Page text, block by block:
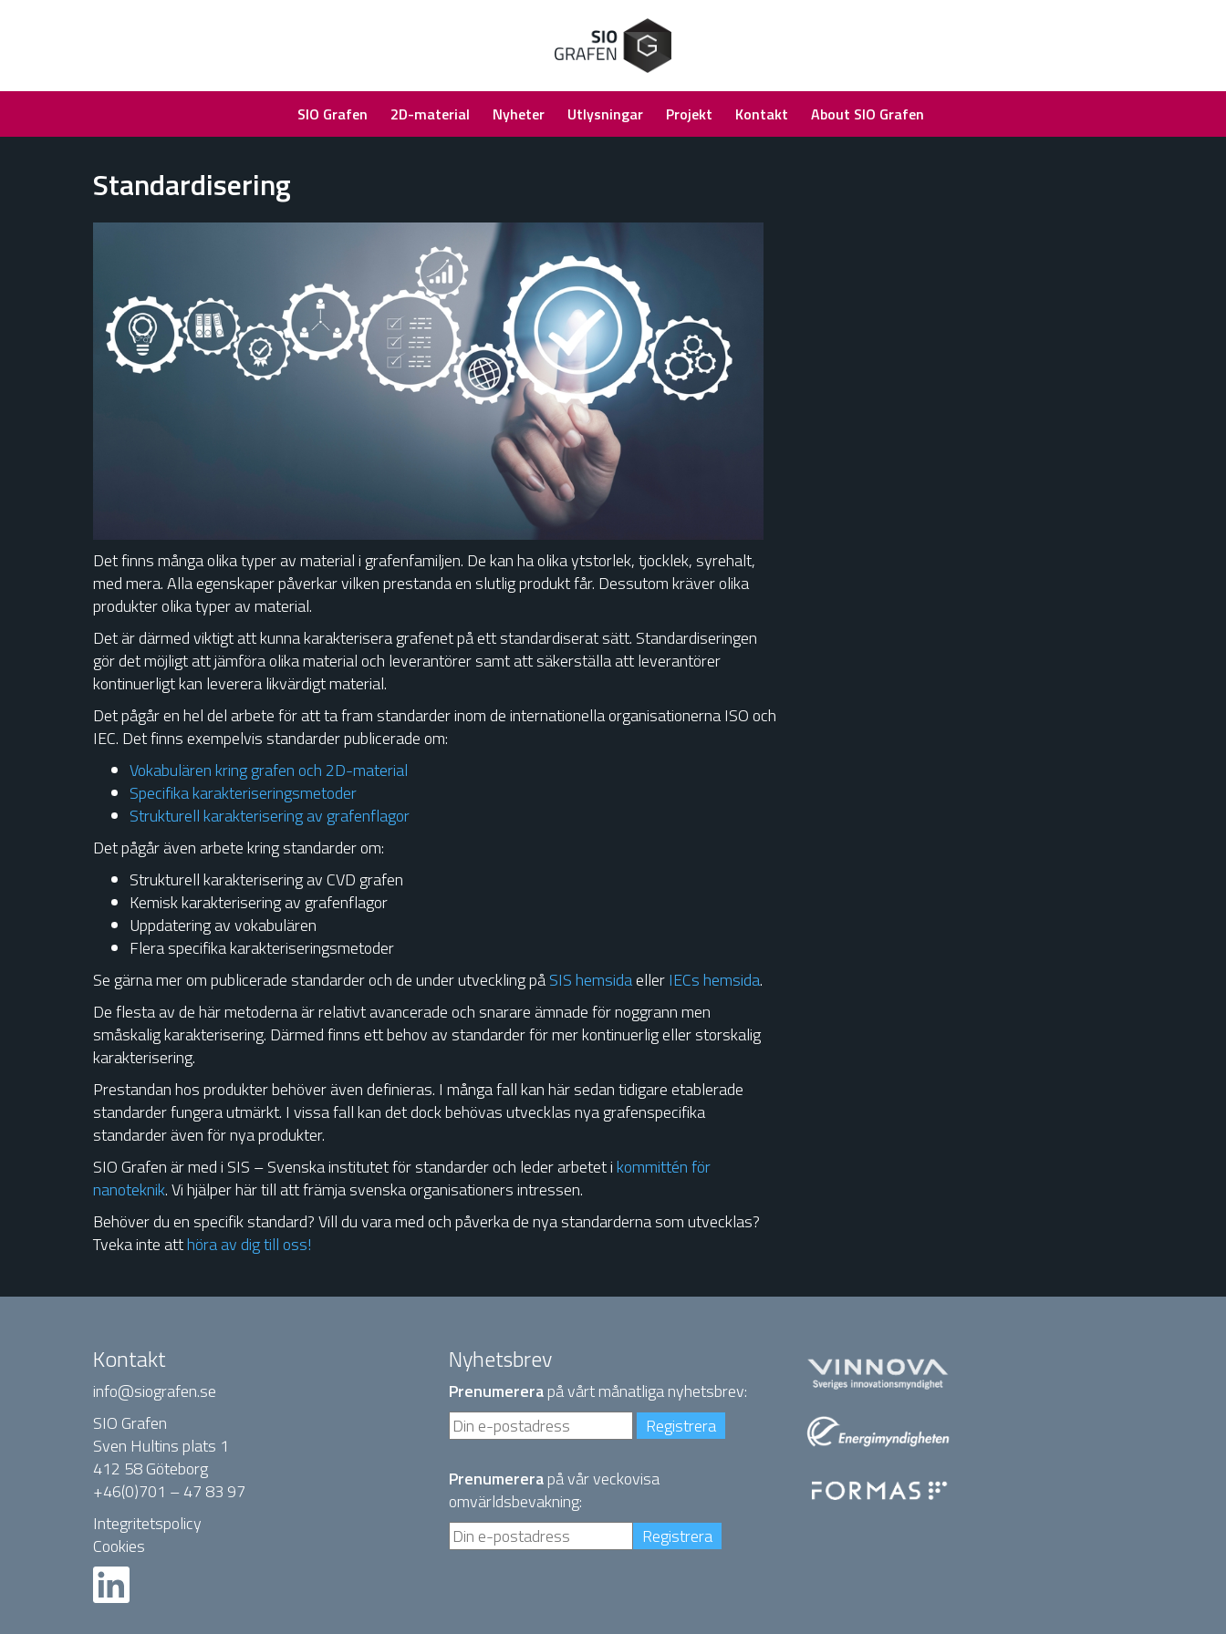
SIO Grafen 2D-material Nyheter Utlysningar Projekt Kontakt About SIO Grafen
Standardisering
Det finns många olika typer av material i grafenfamiljen. De kan ha olika ytstorlek, tjocklek, syrehalt,
med mera. Alla egenskaper påverkar vilken prestanda en slutlig produkt får. Dessutom kräver olika
produkter olika typer av material.
Det är därmed viktigt att kunna karakterisera grafenet på ett standardiserat sätt. Standardiseringen
gör det möjligt att jämföra olika material och leverantörer samt att säkerställa att leverantörer
kontinuerligt kan leverera likvärdigt material.
Det pågår en hel del arbete för att ta fram standarder inom de internationella organisationerna ISO och
IEC. Det finns exempelvis standarder publicerade om:
Vokabulären kring grafen och 2D-material
Specifika karakteriseringsmetoder
Strukturell karakterisering av grafenflagor
Det pågår även arbete kring standarder om:
Strukturell karakterisering av CVD grafen
Kemisk karakterisering av grafenflagor
Uppdatering av vokabulären
Flera specifika karakteriseringsmetoder
Se gärna mer om publicerade standarder och de under utveckling påSIS hemsidaellerIECs hemsida.
De flesta av de här metoderna är relativt avancerade och snarare ämnade för noggrann men
småskalig karakterisering. Därmed finns ett behov av standarder för mer kontinuerlig eller storskalig
karakterisering.
Prestandan hos produkter behöver även definieras. I många fall kan här sedan tidigare etablerade
standarder fungera utmärkt. I vissa fall kan det dock behövas utvecklas nya grafenspecifika
standarder även för nya produkter.
SIO Grafen är med i SIS – Svenska institutet för standarder och leder arbetet ikommittén för
nanoteknik. Vi hjälper här till att främja svenska organisationers intressen.
Behöver du en specifik standard? Vill du vara med och påverka de nya standarderna som utvecklas?
Tveka inte atthöra av dig till oss!
Kontakt
info@siografen.se
SIO Grafen
Sven Hultins plats 1
412 58 Göteborg
+46(0)701 – 47 83 97
Integritetspolicy
Cookies
Nyhetsbrev
Prenumererapå vårt månatliga nyhetsbrev:
Prenumererapå vår veckovisa
omvärldsbevakning: